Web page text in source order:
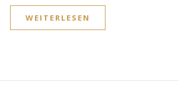
WEITERLESEN